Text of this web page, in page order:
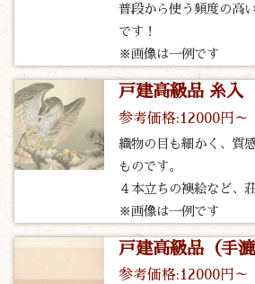
普段から使う頻度の高
です！
※画像は一例です
戸建高級品 糸入
参考価格:12000円～
織物の目も細かく、質
ものです。
４本立ちの襖絵など、
※画像は一例です
戸建高級品（手
参考価格:12000円～